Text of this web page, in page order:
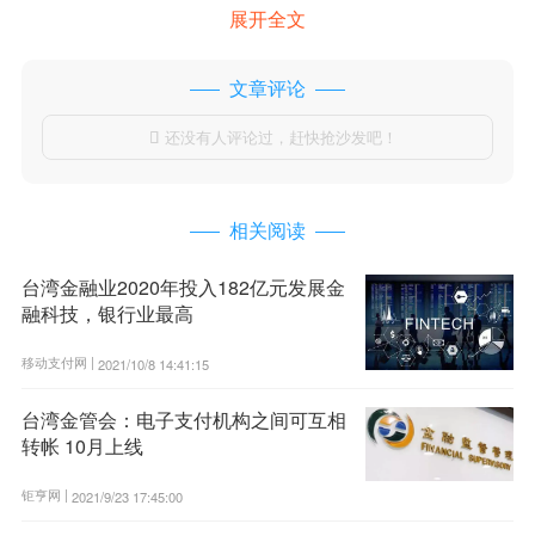
展开全文
文章评论
 还没有人评论过，赶快抢沙发吧！
相关阅读
台湾金融业2020年投入182亿元发展金
融科技，银行业最高
移动支付网 | 2021/10/8 14:41:15
台湾金管会：电子支付机构之间可互相
转帐 10月上线
钜亨网 | 2021/9/23 17:45:00